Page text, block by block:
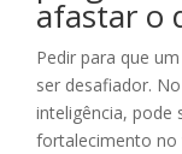
afastar o
Pedir para que
ser desafiador.
inteligência, pode
fortalecimento no